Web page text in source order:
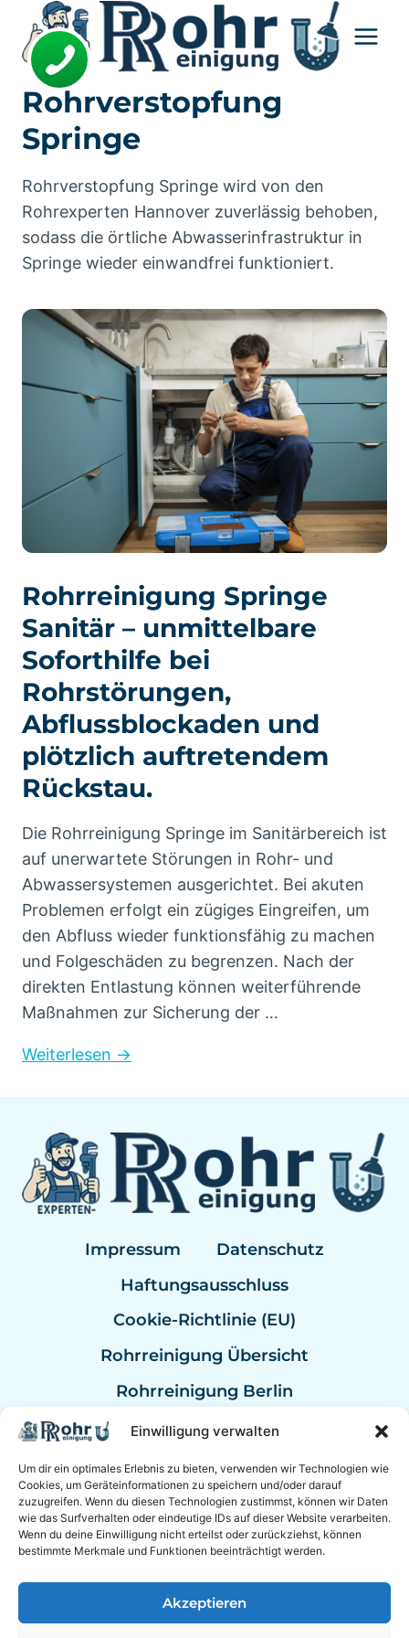
Einwilligung verwalten
Um dir ein optimales Erlebnis zu bieten, verwenden wir Technologien wie
Cookies, um Geräteinformationen zu speichern und/oder darauf
zuzugreifen. Wenn du diesen Technologien zustimmst, können wir Daten
wie das Surfverhalten oder eindeutige IDs auf dieser Website verarbeiten.
Wenn du deine Einwilligung nicht erteilst oder zurückziehst, können
bestimmte Merkmale und Funktionen beeinträchtigt werden.
Akzeptieren
Inhalt
springen
Rohrverstopfung
Springe
Rohrverstopfung Springe wird von den
Rohrexperten Hannover zuverlässig behoben,
sodass die örtliche Abwasserinfrastruktur in
Springe wieder einwandfrei funktioniert.
Rohrreinigung Springe
Sanitär – unmittelbare
Soforthilfe bei
Rohrstörungen,
Abflussblockaden und
plötzlich auftretendem
Rückstau.
Die Rohrreinigung Springe im Sanitärbereich ist
auf unerwartete Störungen in Rohr- und
Abwassersystemen ausgerichtet. Bei akuten
Problemen erfolgt ein zügiges Eingreifen, um
den Abfluss wieder funktionsfähig zu machen
und Folgeschäden zu begrenzen. Nach der
direkten Entlastung können weiterführende
Maßnahmen zur Sicherung der …
Weiterlesen →
Impressum
Datenschutz
Haftungsausschluss
Cookie-Richtlinie (EU)
Rohrreinigung Übersicht
Rohrreinigung Berlin
Rohrreinigung Bremen
Rohrreinigung Kassel
Rohrreinigung Mannheim
Rohrreinigung Bundesweit
© 2026 Rohrreinigung Hannover Sanitär mit